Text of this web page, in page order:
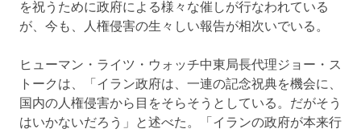
を祝うために政府による様々な催しが行なわれている
が、今も、人権侵害の生々しい報告が相次いでいる。
ヒューマン・ライツ・ウォッチ中東局長代理ジョー・ス
トークは、「イラン政府は、一連の記念祝典を機会に、
国内の人権侵害から目をそらそうとしている。だがそう
はいかないだろう」と述べた。「イランの政府が本来行